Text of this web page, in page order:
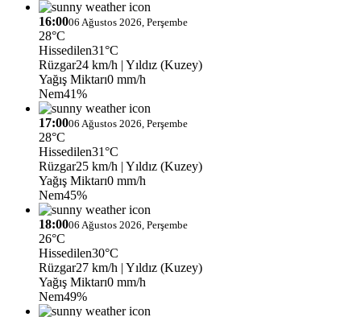
16:0006 Ağustos 2026, Perşembe
28°C
Hissedilen31°C
Rüzgar24 km/h | Yıldız (Kuzey)
Yağış Miktarı0 mm/h
Nem41%
17:0006 Ağustos 2026, Perşembe
28°C
Hissedilen31°C
Rüzgar25 km/h | Yıldız (Kuzey)
Yağış Miktarı0 mm/h
Nem45%
18:0006 Ağustos 2026, Perşembe
26°C
Hissedilen30°C
Rüzgar27 km/h | Yıldız (Kuzey)
Yağış Miktarı0 mm/h
Nem49%